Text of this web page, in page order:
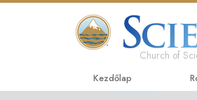
Church of
Kezdőlap